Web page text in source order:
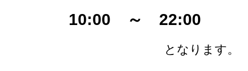
10:00 ～ 22:00
ります。